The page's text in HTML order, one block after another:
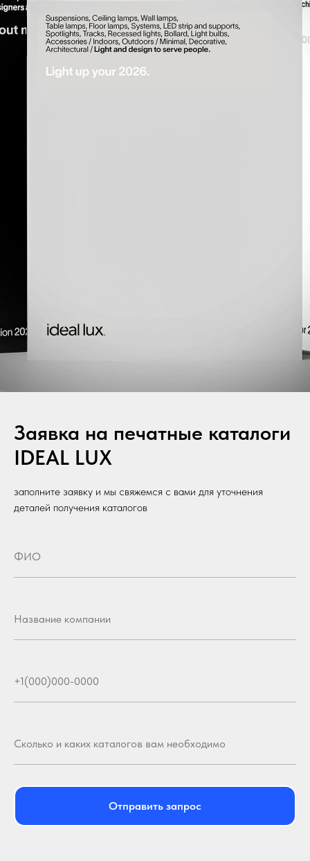
Заявка на печатные каталоги
IDEAL LUX
заполните заявку и мы свяжемся с вами для уточнения
деталей получения каталогов
Отправить запрос